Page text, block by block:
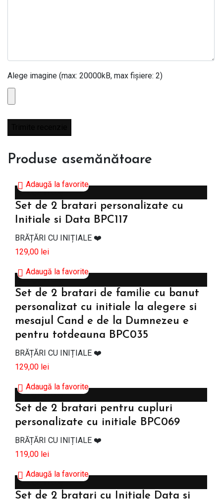
Alege imagine (max: 20000kB, max fișiere: 2)
Produse asemănătoare
Adaugă la favorite
Adaugă în coș
Set de 2 bratari personalizate cu
Initiale si Data BPC117
BRĂȚĂRI CU INIȚIALE ❤️
129,00 lei
Adaugă la favorite
Adaugă în coș
Set de 2 bratari de familie cu banut
personalizat cu initiale la alegere si
mesajul Cand e de la Dumnezeu e
pentru totdeauna BPC035
BRĂȚĂRI CU INIȚIALE ❤️
129,00 lei
Adaugă la favorite
Adaugă în coș
Set de 2 bratari pentru cupluri
personalizate cu initiale BPC069
BRĂȚĂRI CU INIȚIALE ❤️
119,00 lei
Adaugă la favorite
Adaugă în coș
Set de 2 bratari cu Initiale Data si